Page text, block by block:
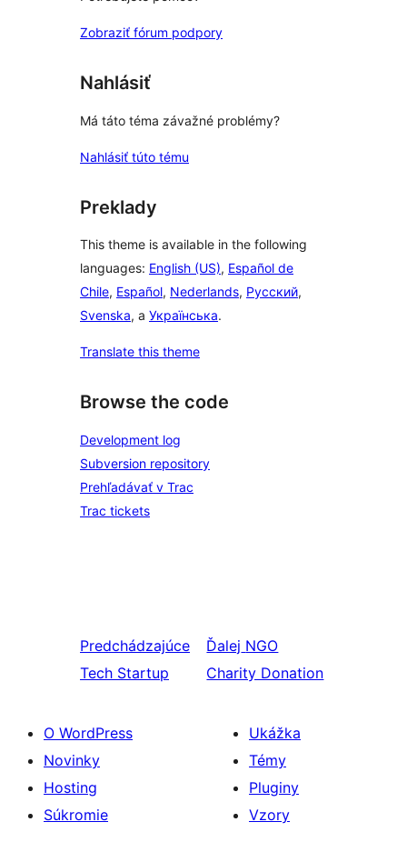
Zobraziť fórum podpory
Nahlásiť
Má táto téma závažné problémy?
Nahlásiť túto tému
Preklady
This theme is available in the following
languages: English (US), Español de
Chile, Español, Nederlands, Русский,
Svenska, a Українська.
Translate this theme
Browse the code
Development log
Subversion repository
Prehľadávať v Trac
Trac tickets
Predchádzajúce
Tech Startup
Ďalej NGO
Charity Donation
O WordPress
Novinky
Hosting
Súkromie
Ukážka
Témy
Pluginy
Vzory